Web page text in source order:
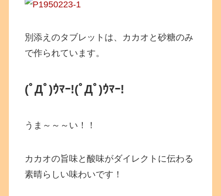
別添えのタブレットは、カカオと砂糖のみ
で作られています。
(ﾟДﾟ)ｳﾏｰ!(ﾟДﾟ)ｳﾏｰ!
うま～～～い！！
カカオの旨味と酸味がダイレクトに伝わる
素晴らしい味わいです！